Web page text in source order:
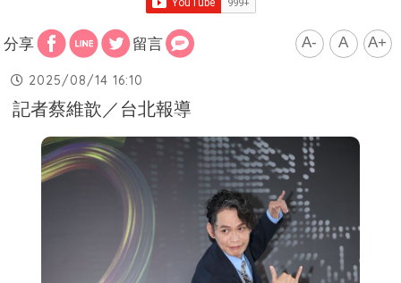
分享 留言 A- A A+
2025/08/14 16:10
記者蔡維歆／台北報導